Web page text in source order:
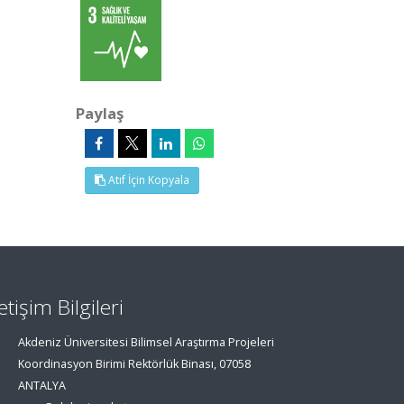
Paylaş
Atıf İçin Kopyala
Bilgileri
Akdeniz Üniversitesi Bilimsel Araştırma Projeleri
Koordinasyon Birimi Rektörlük Binası, 07058
ANTALYA